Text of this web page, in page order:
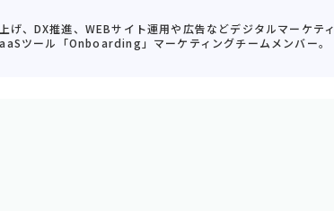
げ、DX推進、WEBサイト運用や広告などデジタルマーケティ
ツール「Onboarding」マーケティングチームメンバー。